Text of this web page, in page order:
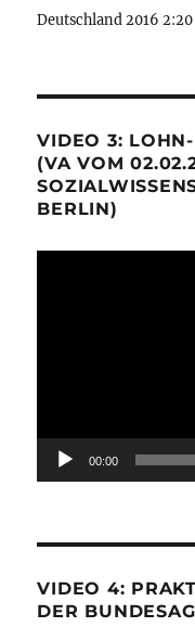
Deutschland 2016
VIDEO 3:
(VA VOM
BERLIN)
00:00
VIDEO 4:
DER